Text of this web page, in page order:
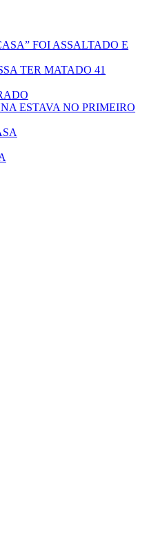
FOI ASSALTADO E
TER MATADO 41
ESTAVA NO PRIMEIRO